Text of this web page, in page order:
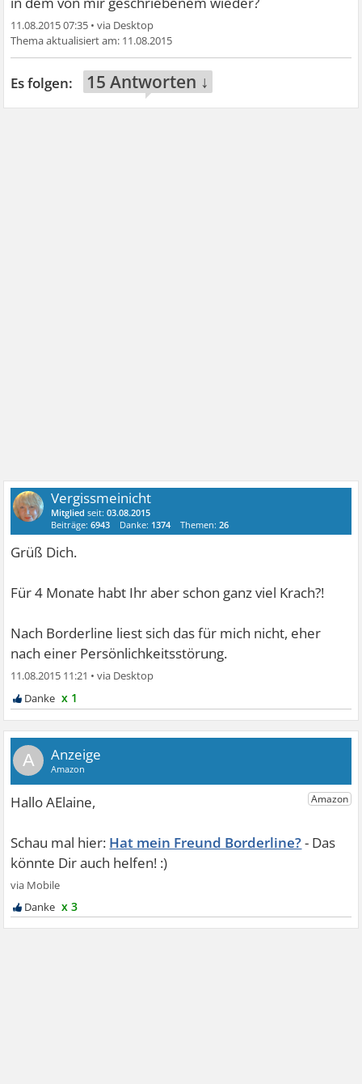
11.08.2015 07:35 •
11.08.2015
15 Antworten ↓
Vergissmeinicht
Mitglied seit:03.08.2015
Beiträge:6943 Danke: 1374 Themen:26
Grüß Dich.
Für 4 Monate habt Ihr aber schon ganz viel Krach?!
Nach Borderline liest sich das für mich nicht, eher
nach einer Persönlichkeitsstörung.
11.08.2015 11:21 •
x 1
A
Hat mein Freund Borderline?
x 3